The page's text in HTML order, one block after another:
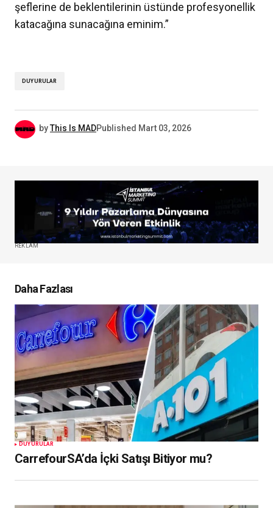
şeflerine de beklentilerinin üstünde profesyonellik
katacağına sunacağına eminim.”
DUYURULAR
byThis Is MADPublished Mart 03, 2026
REKLAM
Daha Fazlası
DUYURULAR
CarrefourSA’da İçki Satışı Bitiyor mu?